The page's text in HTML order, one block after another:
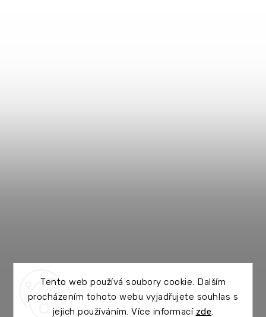
Tento web používá soubory cookie. Dalším
procházením tohoto webu vyjadřujete souhlas s
jejich používáním. Více informací zde